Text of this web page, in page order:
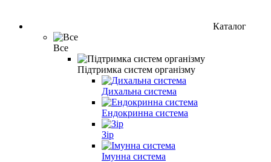
Каталог
Все
Підтримка систем організму
Дихальна система
Ендокринна система
Зір
Імунна система